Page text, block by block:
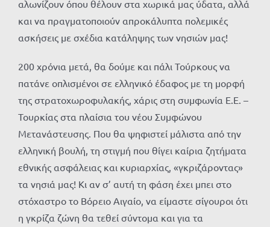
αλωνίζουν όπου θέλουν στα χωρικά μας ύδατα, αλλά
και να πραγματοποιούν απροκάλυπτα πολεμικές
ασκήσεις με σχέδια κατάληψης των νησιών μας!
200 χρόνια μετά, θα δούμε και πάλι Τούρκους να
πατάνε οπλισμένοι σε ελληνικό έδαφος με τη μορφή
της στρατοχωροφυλακής, χάρις στη συμφωνία Ε.Ε. –
Τουρκίας στα πλαίσια του νέου Συμφώνου
Μετανάστευσης. Που θα ψηφιστεί μάλιστα από την
ελληνική βουλή, τη στιγμή που θίγει καίρια ζητήματα
εθνικής ασφάλειας και κυριαρχίας, «γκριζάροντας»
τα νησιά μας! Κι αν σ’ αυτή τη φάση έχει μπει στο
στόχαστρο το Βόρειο Αιγαίο, να είμαστε σίγουροι ότι
η γκρίζα ζώνη θα τεθεί σύντομα και για τα